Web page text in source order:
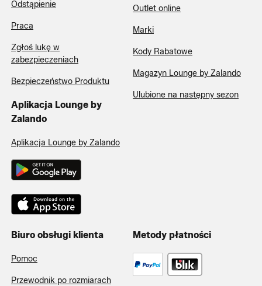
Odstąpienie
Praca
Zgłoś lukę w
zabezpieczeniach
Bezpieczeństwo Produktu
Aplikacja Lounge by
Zalando
Aplikacja Lounge by Zalando
Outlet online
Marki
Kody Rabatowe
Magazyn Lounge by Zalando
Ulubione na następny sezon
Biuro obsługi klienta
Pomoc
Przewodnik po rozmiarach
Metody płatności